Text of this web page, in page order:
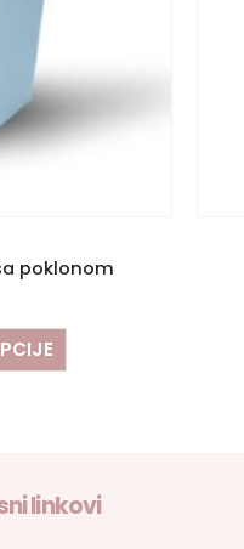
poklonom
linkovi